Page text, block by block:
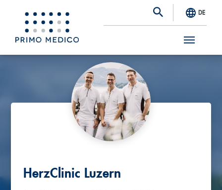
S
DE
HerzClinic Luzern